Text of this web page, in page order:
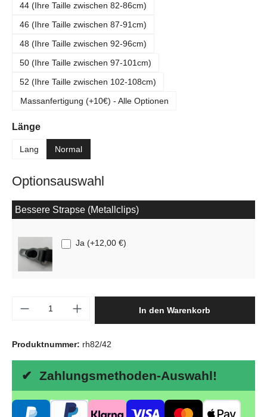
44 (Ihre Taille zwischen 82-86cm)
46 (Ihre Taille zwischen 87-91cm)
48 (Ihre Taille zwischen 92-96cm)
50 (Ihre Taille zwischen 97-101cm)
52 (Ihre Taille zwischen 102-108cm)
Massanfertigung (+10€) - Alle Optionen
Längeauswählen
Lang Normal
Optionsauswahl
Bessere Strapse (Metallclips)
Ja (+12,00 €)
Produkt Anzahl: Gib den gewünschten
In den Warenkorb
Produktnummer: rh82/42
✔ Zahlungsmethoden-Auswahl!